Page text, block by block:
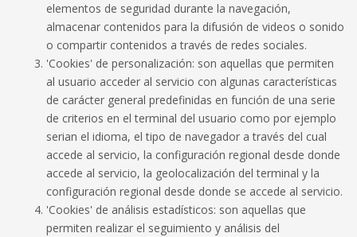
elementos de seguridad durante la navegación,
almacenar contenidos para la difusión de videos o sonido
o compartir contenidos a través de redes sociales.
'Cookies' de personalización: son aquellas que permiten
al usuario acceder al servicio con algunas características
de carácter general predefinidas en función de una serie
de criterios en el terminal del usuario como por ejemplo
serian el idioma, el tipo de navegador a través del cual
accede al servicio, la configuración regional desde donde
accede al servicio, la geolocalización del terminal y la
configuración regional desde donde se accede al servicio.
'Cookies' de análisis estadísticos: son aquellas que
permiten realizar el seguimiento y análisis del